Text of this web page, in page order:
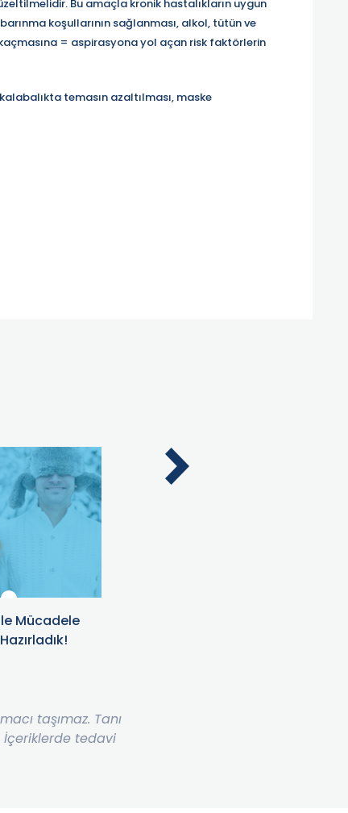
Bu amaçla kronik hastalıkların uygun
koşullarının sağlanması, alkol, tütün ve
= aspirasyona yol açan risk faktörlerin
temasın azaltılması, maske
Mücadele
taşımaz. Tanı
İçeriklerde tedavi